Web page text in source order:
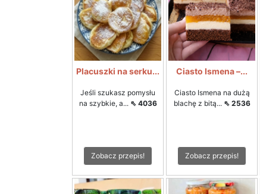
Placuszki na serku...
Jeśli szukasz pomysłu
na szybkie, a... ⇖ 4036
Zobacz przepis!
Ciasto Ismena –...
Ciasto Ismena na dużą
blachę z bitą... ⇖ 2536
Zobacz przepis!